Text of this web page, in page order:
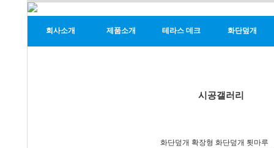
회사소개 제품소개 테라스 데크 화단덮개
시공갤러리
화단덮개 확장형 화단덮개 툇마루